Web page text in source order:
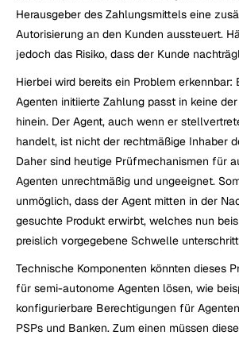
Herausgeber des Zahlungsmittels eine
Autorisierung an den Kunden aussteuert.
jedoch das Risiko, dass der Kunde
Hierbei wird bereits ein Problem erkennbar:
Agenten initiierte Zahlung passt in keine
hinein. Der Agent, auch wenn er
handelt, ist nicht der rechtmäßige Inhaber
Daher sind heutige Prüfmechanismen für
Agenten unrechtmäßig und ungeeignet.
unmöglich, dass der Agent mitten in der
gesuchte Produkt erwirbt, welches nun
preislich vorgegebene Schwelle
Technische Komponenten könnten dieses
für semi-autonome Agenten lösen, wie
konfigurierbare Berechtigungen für
PSPs und Banken. Zum einen müssen